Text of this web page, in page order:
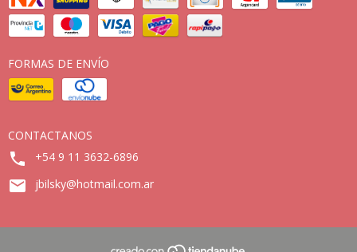
FORMAS DE ENVÍO
CONTACTANOS
+54 9 11 3632-6896
jbilsky@hotmail.com.ar